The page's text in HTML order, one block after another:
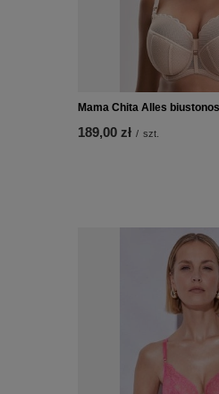
Mama Chita Alles
189,00 zł / szt.